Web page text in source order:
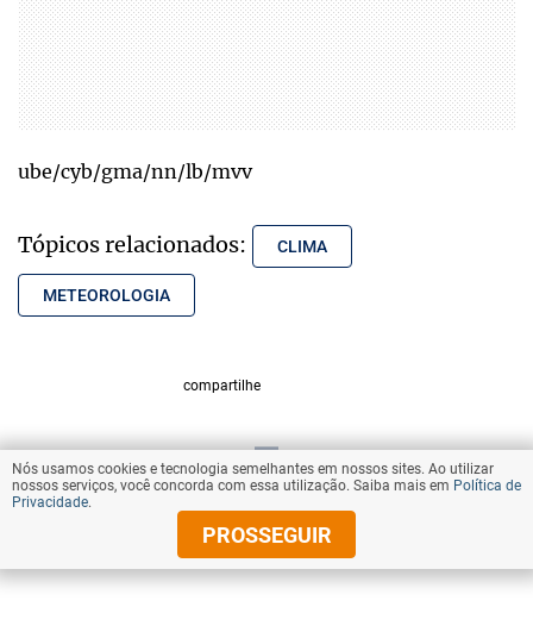
ube/cyb/gma/nn/lb/mvv
Tópicos relacionados: CLIMA
METEOROLOGIA
compartilhe
VOLTAR AO TOPO
© Copyright 2025 Diários Associados
Nós usamos cookies e tecnologia semelhantes em nossos sites. Ao utilizar
nossos serviços, você concorda com essa utilização. Saiba mais em Política de
Privacidade.
PROSSEGUIR